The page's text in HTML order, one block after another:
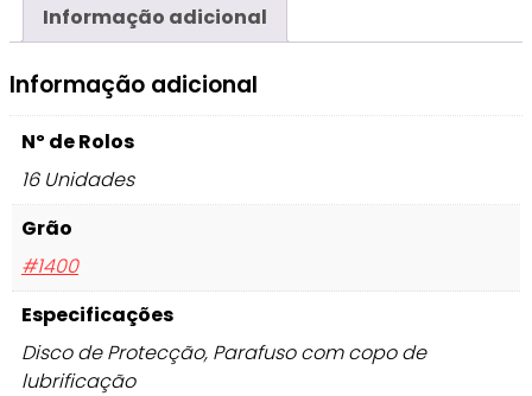
Informação adicional
Informação adicional
Nº de Rolos
16 Unidades
Grão
#1400
Especificações
Disco de Protecção, Parafuso com copo de
lubrificação